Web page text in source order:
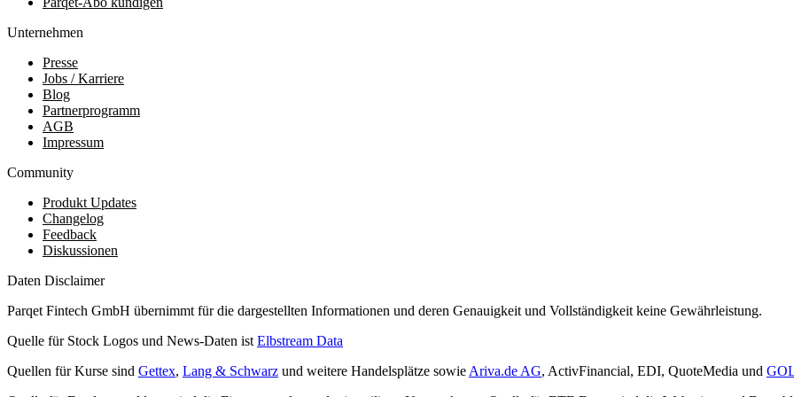
Unternehmen
Presse
Jobs / Karriere
Blog
Partnerprogramm
AGB
Impressum
Community
Produkt Updates
Changelog
Feedback
Diskussionen
Daten Disclaimer
Parqet Fintech GmbH übernimmt für die dargestellten Informationen und deren Genauigkeit und Vollständigkeit keine Gewährleistung.
Quelle für Stock Logos und News-Daten ist Elbstream Data
Quellen für Kurse sind Gettex, Lang & Schwarz und weitere Handelsplätze sowie Ariva.de AG, ActivFinancial, EDI, QuoteMedia und